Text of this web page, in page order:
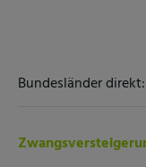
Bundesländer direkt: